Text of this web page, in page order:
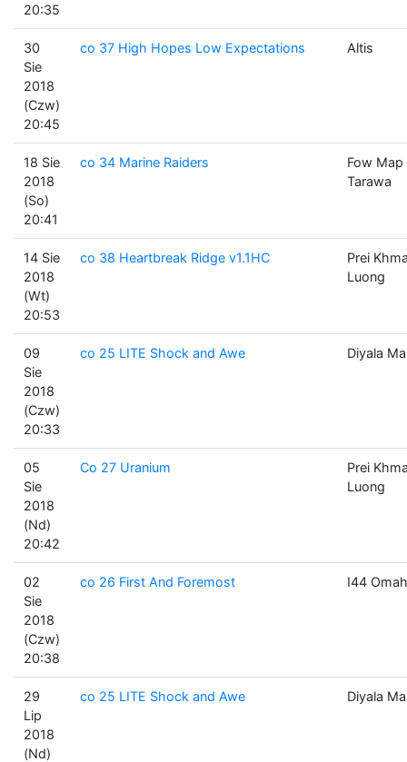
20:35
30
Sie
2018
(Czw)
20:45
co 37 High Hopes Low Expectations Altis
18 Sie
2018
(So)
20:41
co 34 Marine Raiders
Fow Map
Tarawa
14 Sie
2018
(Wt)
20:53
co 38 Heartbreak Ridge v1.1HC
Prei
Luong
09
Sie
2018
(Czw)
20:33
co 25 LITE Shock and Awe Diyala
05
Sie
2018
(Nd)
20:42
Co 27 Uranium
Prei
Luong
02
Sie
2018
(Czw)
20:38
co 26 First And Foremost I44
29
Lip
2018
(Nd)
co 25 LITE Shock and Awe Diyala